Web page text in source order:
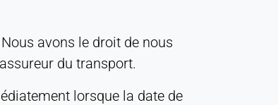
avons le droit de nous
du transport.
lorsque la date de